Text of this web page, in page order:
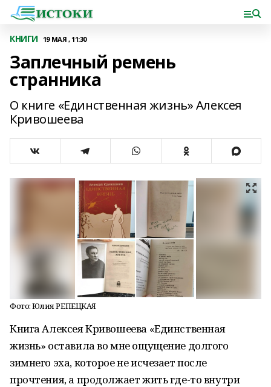
КНИГИ 19 МАЯ , 11:30
Заплечный ремень
странника
О книге «Единственная жизнь» Алексея
Кривошеева
Фото: Юлия РЕПЕЦКАЯ
Книга Алексея Кривошеева «Единственная
жизнь» оставила во мне ощущение долгого
зимнего эха, которое не исчезает после
прочтения, а продолжает жить где-то внутри